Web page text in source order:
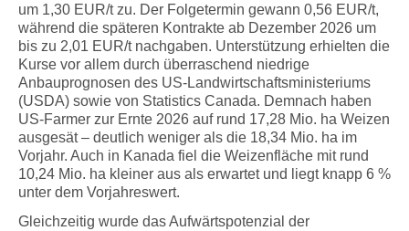
um 1,30 EUR/t zu. Der Folgetermin gewann 0,56 EUR/t,
während die späteren Kontrakte ab Dezember 2026 um
bis zu 2,01 EUR/t nachgaben. Unterstützung erhielten die
Kurse vor allem durch überraschend niedrige
Anbauprognosen des US-Landwirtschaftsministeriums
(USDA) sowie von Statistics Canada. Demnach haben
US-Farmer zur Ernte 2026 auf rund 17,28 Mio. ha Weizen
ausgesät – deutlich weniger als die 18,34 Mio. ha im
Vorjahr. Auch in Kanada fiel die Weizenfläche mit rund
10,24 Mio. ha kleiner aus als erwartet und liegt knapp 6 %
unter dem Vorjahreswert.
Gleichzeitig wurde das Aufwärtspotenzial der